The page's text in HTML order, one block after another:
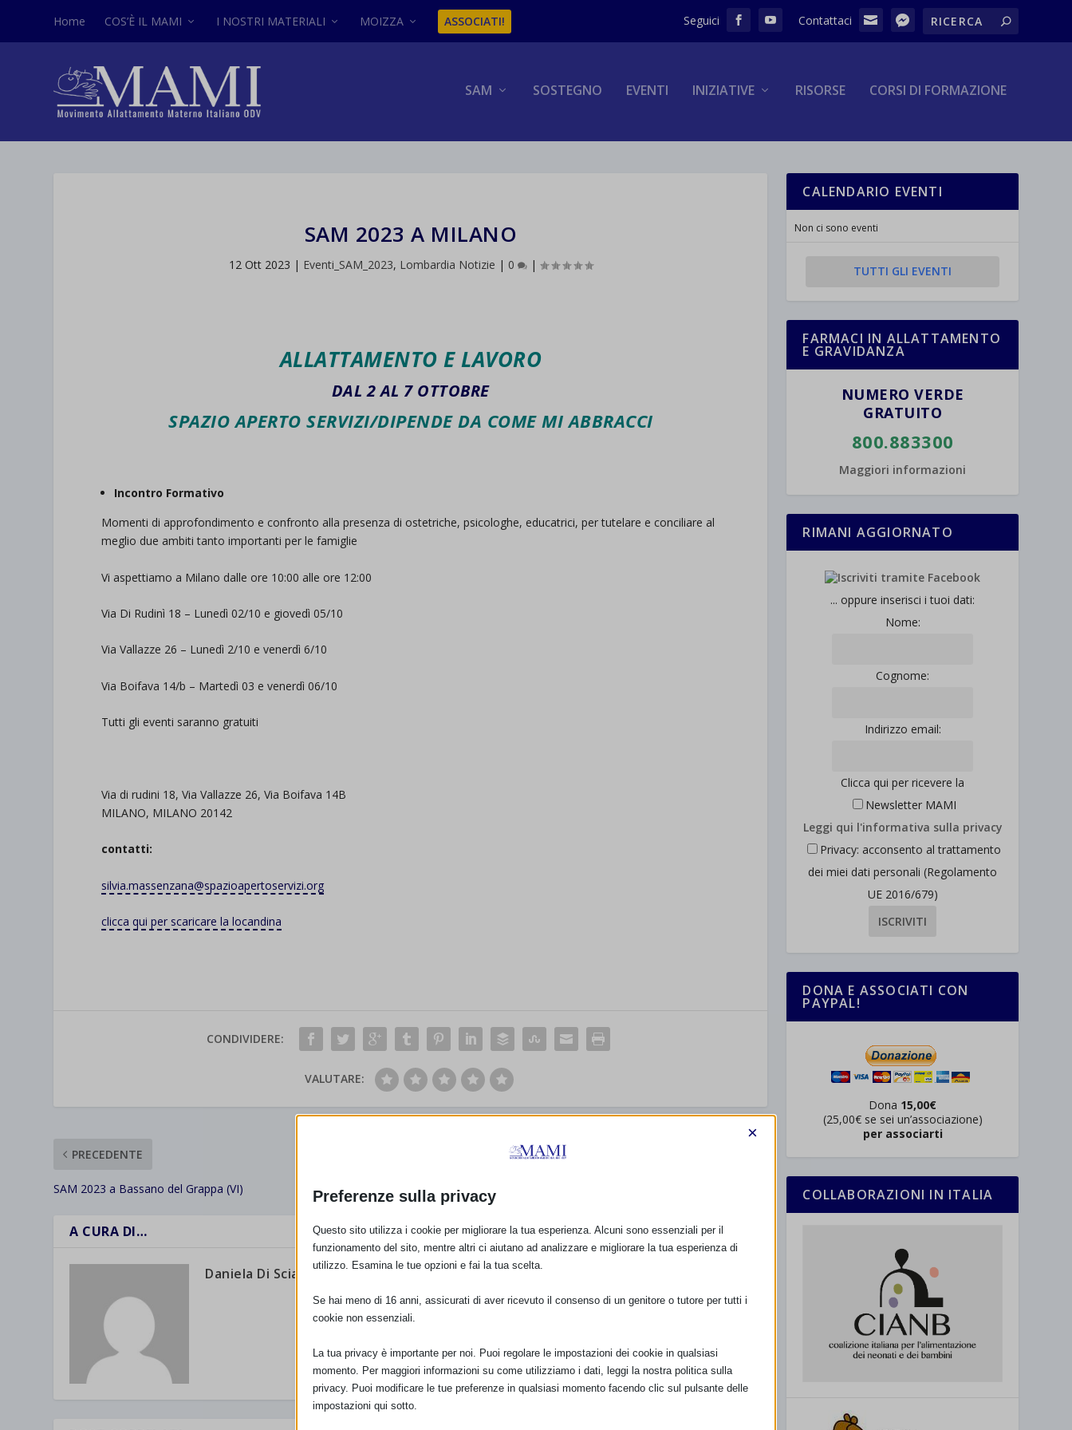
Home COS’È IL MAMI I NOSTRI MATERIALI MOIZZA ASSOCIATI!
SAM SOSTEGNO EVENTI INIZIATIVE RISORSE CORSI DI FORMAZIONE
SAM 2023 A MILANO
12 Ott 2023 | Eventi_SAM_2023, Lombardia Notizie | 0 |
ALLATTAMENTO E LAVORO
DAL 2 AL 7 OTTOBRE
SPAZIO APERTO SERVIZI/DIPENDE DA COME MI ABBRACCI
Incontro Formativo
Momenti di approfondimento e confronto alla presenza di ostetriche, psicologhe, educatrici, per tutelare e conciliare al
meglio due ambiti tanto importanti per le famiglie
Vi aspettiamo a Milano dalle ore 10:00 alle ore 12:00
Via Di Rudinì 18 – Lunedì 02/10 e giovedì 05/10
Via Vallazze 26 – Lunedì 2/10 e venerdì 6/10
Via Boifava 14/b – Martedì 03 e venerdì 06/10
Tutti gli eventi saranno gratuiti
Via di rudini 18, Via Vallazze 26, Via Boifava 14B
MILANO, MILANO 20142
contatti:
silvia.massenzana@spazioapertoservizi.org
clicca qui per scaricare la locandina
CONDIVIDERE:
VALUTARE:
PRECEDENTE
SAM 2023 a Bassano del Grappa (VI)
A CURA DI…
Daniela Di Sciacca
CALENDARIO EVENTI
Non ci sono eventi
TUTTI GLI EVENTI
FARMACI IN ALLATTAMENTO
E GRAVIDANZA
NUMERO VERDE
GRATUITO
800.883300
Maggiori informazioni
RIMANI AGGIORNATO
... oppure inserisci i tuoi dati:
Nome:
Cognome:
Indirizzo email:
Clicca qui per ricevere la
Newsletter MAMI
Leggi qui l'informativa sulla privacy
Privacy: acconsento al trattamento
dei miei dati personali (Regolamento
UE 2016/679)
DONA E ASSOCIATI CON
PAYPAL!
Dona 15,00€
(25,00€ se sei un’associazione)
per associarti
COLLABORAZIONI IN ITALIA
Preferenze sulla privacy
×
Questo sito utilizza i cookie per migliorare la tua esperienza. Alcuni sono essenziali per il
funzionamento del sito, mentre altri ci aiutano ad analizzare e migliorare la tua esperienza di
utilizzo. Esamina le tue opzioni e fai la tua scelta.
Se hai meno di 16 anni, assicurati di aver ricevuto il consenso di un genitore o tutore per tutti i
cookie non essenziali.
La tua privacy è importante per noi. Puoi regolare le impostazioni dei cookie in qualsiasi
momento. Per maggiori informazioni su come utilizziamo i dati, leggi la nostra politica sulla
privacy. Puoi modificare le tue preferenze in qualsiasi momento facendo clic sul pulsante delle
impostazioni qui sotto.